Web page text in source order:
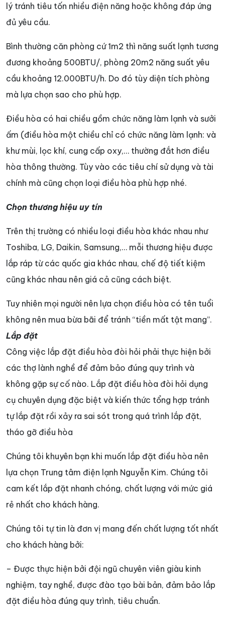
lý tránh tiêu tốn nhiều điện năng hoặc không đáp ứng
đủ yêu cầu.
Bình thường căn phòng cứ 1m2 thì năng suất lạnh tương
đương khoảng 500BTU/, phòng 20m2 năng suất yêu
cầu khoảng 12.000BTU/h. Do đó tùy diện tích phòng
mà lựa chọn sao cho phù hợp.
Điều hòa có hai chiều gồm chức năng làm lạnh và sưởi
ấm (điều hòa một chiều chỉ có chức năng làm lạnh: và
khư mùi, lọc khí, cung cấp oxy,… thường đắt hơn điều
hòa thông thường. Tùy vào các tiêu chí sử dụng và tài
chính mà cũng chọn loại điều hòa phù hợp nhé.
Chọn thương hiệu uy tín
Trên thị trường có nhiều loại điều hòa khác nhau như
Toshiba, LG, Daikin, Samsung,… mỗi thương hiệu được
lắp ráp từ các quốc gia khác nhau, chế độ tiết kiệm
cũng khác nhau nên giá cả cũng cách biệt.
Tuy nhiên mọi người nên lựa chọn điều hòa có tên tuổi
không nên mua bừa bãi để tránh “tiền mất tật mang”.
Lắp đặt
Công việc lắp đặt điều hòa đòi hỏi phải thực hiện bởi
các thợ lành nghề để đảm bảo đúng quy trình và
không gặp sự cố nào. Lắp đặt điều hòa đòi hỏi dụng
cụ chuyên dụng đặc biệt và kiến thức tổng hợp tránh
tự lắp đặt rồi xảy ra sai sót trong quá trình lắp đặt,
tháo gỡ điều hòa
Chúng tôi khuyên bạn khi muốn lắp đặt điều hòa nên
lựa chọn Trung tâm điện lạnh Nguyễn Kim. Chúng tôi
cam kết lắp đặt nhanh chóng, chất lượng với mức giá
rẻ nhất cho khách hàng.
Chúng tôi tự tin là đơn vị mang đến chất lượng tốt nhất
cho khách hàng bởi:
– Được thực hiện bởi đội ngũ chuyên viên giàu kinh
nghiệm, tay nghề, được đào tạo bài bản, đảm bảo lắp
đặt điều hòa đúng quy trình, tiêu chuẩn.